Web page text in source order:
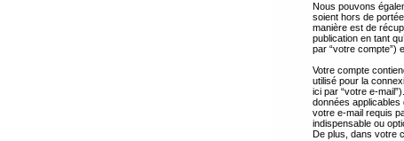
Nous pouvons
soient hors de
manière est de
publication en tant
par “votre compte”)
Votre compte
utilisé pour la
ici par “votre e-
données applicables
votre e-mail requis
indispensable ou
De plus, dans votre